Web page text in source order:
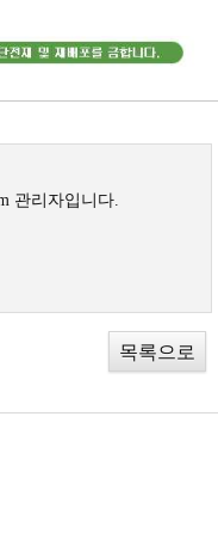
관리자입니다.
목록으로